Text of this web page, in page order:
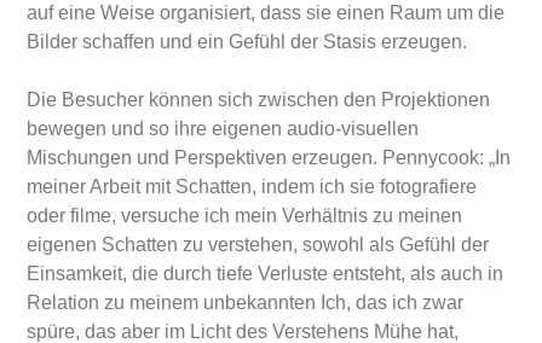
auf eine Weise organisiert, dass sie einen Raum um die
Bilder schaffen und ein Gefühl der Stasis erzeugen.
Die Besucher können sich zwischen den Projektionen
bewegen und so ihre eigenen audio-visuellen
Mischungen und Perspektiven erzeugen. Pennycook: „In
meiner Arbeit mit Schatten, indem ich sie fotografiere
oder filme, versuche ich mein Verhältnis zu meinen
eigenen Schatten zu verstehen, sowohl als Gefühl der
Einsamkeit, die durch tiefe Verluste entsteht, als auch in
Relation zu meinem unbekannten Ich, das ich zwar
spüre, das aber im Licht des Verstehens Mühe hat,